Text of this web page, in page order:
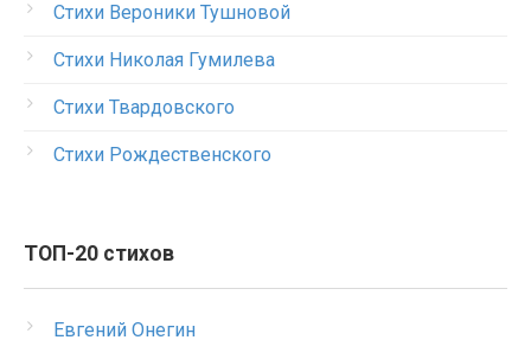
Стихи Вероники Тушновой
Стихи Николая Гумилева
Стихи Твардовского
Стихи Рождественского
ТОП-20 стихов
Евгений Онегин